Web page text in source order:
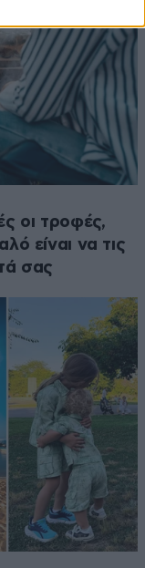
οι τροφές,
είναι να τις
σας